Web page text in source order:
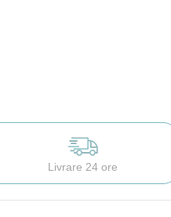
Livrare 24 ore